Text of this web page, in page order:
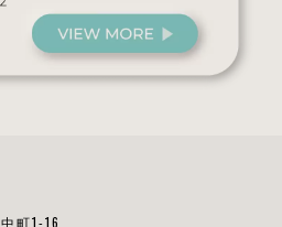
中町1-16